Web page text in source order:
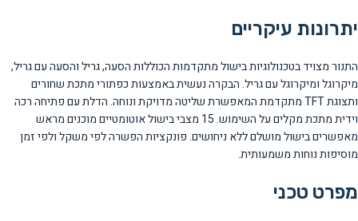
יתרונות עיקריים
התנור מצויד בטכנולוגיות בישול מתקדמות הכוללות הסעה, גריל והסעה עם גריל,
מיקרוגל ומיקרוגל עם גריל. הבקרה נעשית באמצעות כפתורי מתכת שחורים
ותצוגת TFT מתקדמת המאפשרת שליטה מדויקת ונוחה. הדלת עם פתיחה רכה
וידית מתכת מקלים על השימוש. 15 מצבי בישול אוטומטיים מוכנים מראש
מאפשרים בישול מושלם ללא ניחושים. פונקציות הפשרה לפי משקל ולפי זמן
מוסיפות נוחות משמעותית.
מפרט טכני